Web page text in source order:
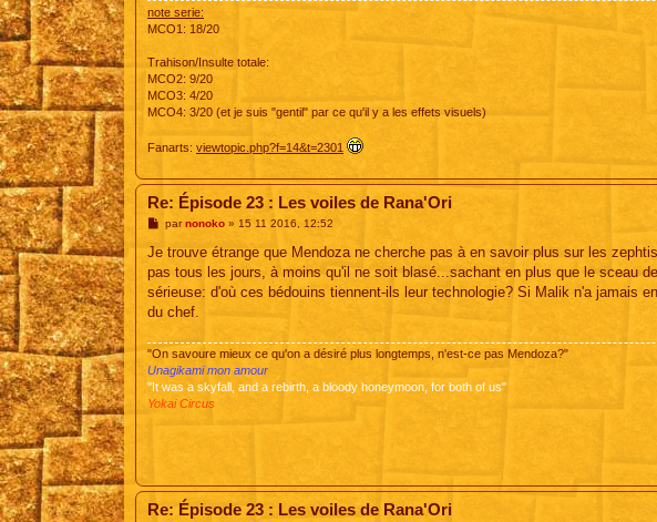
note serie:
MCO1: 18/20
Trahison/Insulte totale:
MCO2: 9/20
MCO3: 4/20
MCO4: 3/20 (et je suis "gentil" par ce qu'il y a les effets visuels)
Fanarts: viewtopic.php?f=14&t=2301
Re: Épisode 23 : Les voiles de Rana'Ori
M
s
a
g
parnonoko» 15 11 2016, 12:52
Je trouve étrange que Mendoza ne cherche pas à en savoir plus sur les
pas tous les jours, à moins qu'il ne soit blasé...sachant en plus que le sceau
sérieuse: d'où ces bédouins tiennent-ils leur technologie? Si Malik n'a jamais
du chef.
"On savoure mieux ce qu'on a désiré plus longtemps, n'est-ce pas Mendoza?"
Unagikami mon amour
"It was a skyfall, and a rebirth, a bloody honeymoon, for both of us"
Yokai Circus
Re: Épisode 23 : Les voiles de Rana'Ori